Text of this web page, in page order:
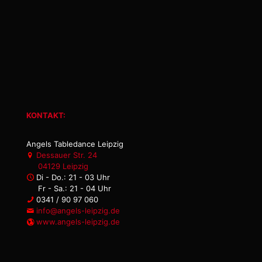
KONTAKT:
Angels Tabledance Leipzig
Dessauer Str. 24
04129 Leipzig
Di - Do.: 21 - 03 Uhr
Fr - Sa.: 21 - 04 Uhr
0341 / 90 97 060
info@angels-leipzig.de
www.angels-leipzig.de